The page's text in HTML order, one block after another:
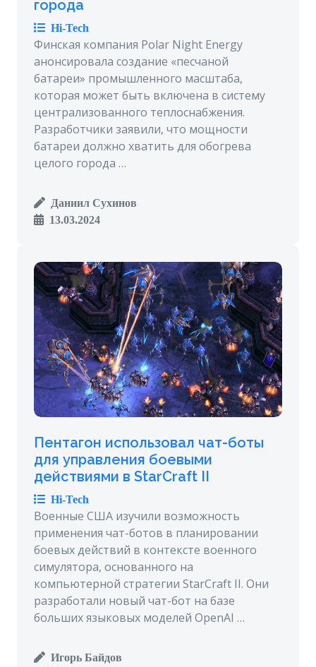
города
Hi-Tech
Финская компания Polar Night Energy
анонсировала создание «песчаной
батареи» промышленного масштаба,
которая может быть включена в систему
централизованного теплоснабжения.
Разработчики заявили, что мощности
батареи должно хватить для обогрева
целого города …
Даниил Сухинов
13.03.2024
Пентагон использовал чат-боты
для управления боевыми
действиями в StarCraft II
Hi-Tech
Военные США изучили возможность
применения чат-ботов в планировании
боевых действий в контексте военного
симулятора, основанного на
компьютерной стратегии StarCraft II. Они
разработали новый чат-бот на базе
больших языковых моделей OpenAI …
Игорь Байдов